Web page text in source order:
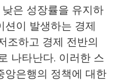
은 성장률을 유지하
션이 발생하는 경제
조하고 경제 전반의
나타난다. 이러한 스
앙은행의 정책에 대한